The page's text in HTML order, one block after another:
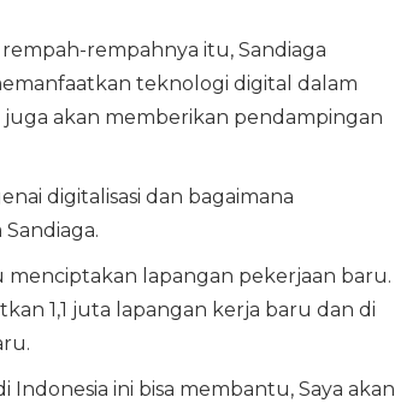
rempahnya itu, Sandiaga
teknologi digital dalam
akan memberikan pendampingan
digitalisasi dan bagaimana
menciptakan lapangan pekerjaan baru.
1,1 juta lapangan kerja baru dan di
ini bisa membantu, Saya akan